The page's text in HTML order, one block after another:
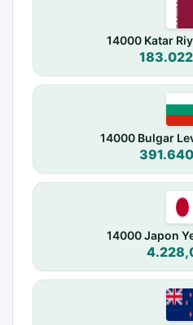
14000 Katar
14000 Bulgar
14000 Japon